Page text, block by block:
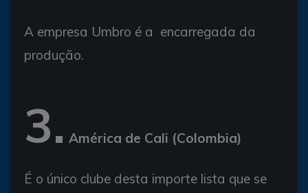
A empresa Umbro é a encarregada da
produção.
3. América de Cali (Colombia)
É o único clube desta importe lista que se